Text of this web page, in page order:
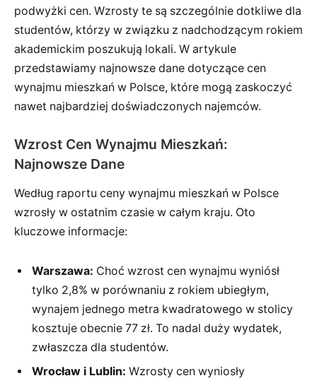
podwyżki cen. Wzrosty te są szczególnie dotkliwe dla
studentów, którzy w związku z nadchodzącym rokiem
akademickim poszukują lokali. W artykule
przedstawiamy najnowsze dane dotyczące cen
wynajmu mieszkań w Polsce, które mogą zaskoczyć
nawet najbardziej doświadczonych najemców.
Wzrost Cen Wynajmu Mieszkań:
Najnowsze Dane
Według raportu ceny wynajmu mieszkań w Polsce
wzrosły w ostatnim czasie w całym kraju. Oto
kluczowe informacje:
Warszawa: Choć wzrost cen wynajmu wyniósł
tylko 2,8% w porównaniu z rokiem ubiegłym,
wynajem jednego metra kwadratowego w stolicy
kosztuje obecnie 77 zł. To nadal duży wydatek,
zwłaszcza dla studentów.
Wrocław i Lublin: Wzrosty cen wyniosły